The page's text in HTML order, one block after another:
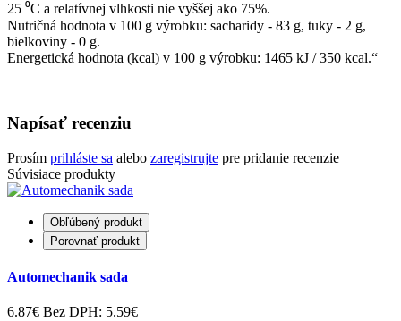
25 ⁰С a relatívnej vlhkosti nie vyššej ako 75%.
Nutričná hodnota v 100 g výrobku: sacharidy - 83 g, tuky - 2 g,
bielkoviny - 0 g.
Energetická hodnota (kcal) v 100 g výrobku: 1465 kJ / 350 kcal.“
Napísať recenziu
Prosím prihláste sa alebo zaregistrujte pre pridanie recenzie
Súvisiace produkty
Obľúbený produkt
Porovnať produkt
Automechanik sada
6.87€ Bez DPH: 5.59€